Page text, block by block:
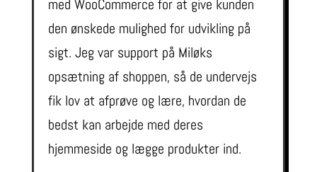
med WooCommerce for at give kunden
den ønskede mulighed for udvikling på
sigt. Jeg var support på Miløks
opsætning af shoppen, så de undervejs
fik lov at afprøve og lære, hvordan de
bedst kan arbejde med deres
hjemmeside og lægge produkter ind.